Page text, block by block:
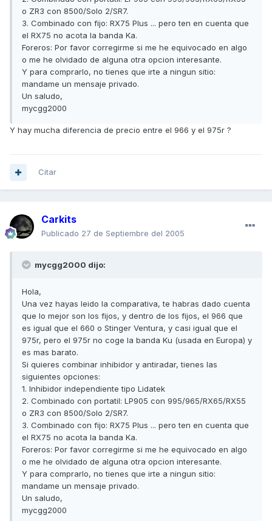
o ZR3 con 8500/Solo 2/SR7.
3. Combinado con fijo: RX75 Plus ... pero ten en cuenta que
el RX75 no acota la banda Ka.
Foreros: Por favor corregirme si me he equivocado en algo
o me he olvidado de alguna otra opcion interesante.
Y para comprarlo, no tienes que irte a ningun sitio:
mandame un mensaje privado.
Un saludo,
mycgg2000
Y hay mucha diferencia de precio entre el 966 y el 975r ?
Citar
Carkits
Publicado 27 de Septiembre del 2005
mycgg2000 dijo:
Hola,
Una vez hayas leido la comparativa, te habras dado cuenta
que lo mejor son los fijos, y dentro de los fijos, el 966 que
es igual que el 660 o Stinger Ventura, y casi igual que el
975r, pero el 975r no coge la banda Ku (usada en Europa) y
es mas barato.
Si quieres combinar inhibidor y antiradar, tienes las
siguientes opciones:
1. Inhibidor independiente tipo Lidatek
2. Combinado con portatil: LP905 con 995/965/RX65/RX55
o ZR3 con 8500/Solo 2/SR7.
3. Combinado con fijo: RX75 Plus ... pero ten en cuenta que
el RX75 no acota la banda Ka.
Foreros: Por favor corregirme si me he equivocado en algo
o me he olvidado de alguna otra opcion interesante.
Y para comprarlo, no tienes que irte a ningun sitio:
mandame un mensaje privado.
Un saludo,
mycgg2000